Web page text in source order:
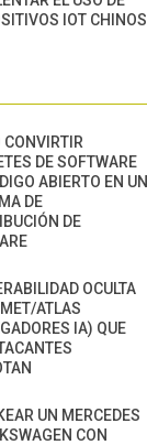
IOT CHINOS
CONVIRTIR
DE SOFTWARE
ABIERTO EN UN
DE
DE
OCULTA
ATLAS
IA) QUE
UN MERCEDES
CON